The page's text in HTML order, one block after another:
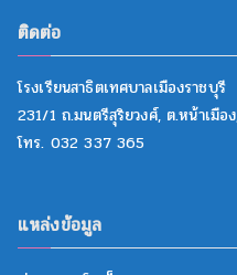
ติดต่อ
โรงเรียนสาธิตเทศบาลเมืองราชบุรี
231/1 ถ.มนตรีสุริยวงศ์, ต.หน้าเมือ
โทร. 032 337 365
แหล่งข้อมูล